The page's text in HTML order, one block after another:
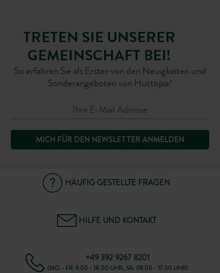
TRETEN SIE UNSERER
GEMEINSCHAFT BEI!
So erfahren Sie als Erster von den Neuigkeiten und
Sonderangeboten von Huttopia!
MICH FÜR DEN NEWSLETTER ANMELDEN
HÄUFIG GESTELLTE FRAGEN
HILFE UND KONTAKT
+49 392 9267 8201
(MO - FR: 9.00 - 18.00 UHR; SA: 09.00 - 17.00 UHR)